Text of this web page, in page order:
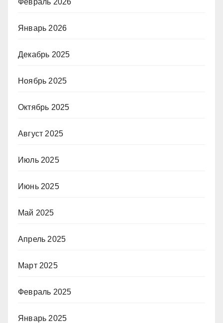
Январь 2026
Декабрь 2025
Ноябрь 2025
Октябрь 2025
Август 2025
Июль 2025
Июнь 2025
Май 2025
Апрель 2025
Март 2025
Февраль 2025
Январь 2025